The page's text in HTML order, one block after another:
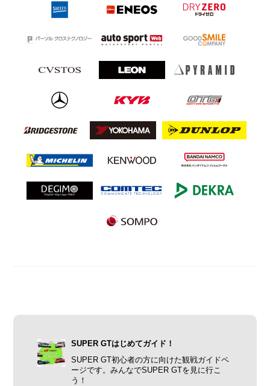
SUPER GTはじめてガイド！
SUPER GT初心者の方に向けた観戦ガイドペ
ージです。みんなでSUPER GTを見に行こ
う！